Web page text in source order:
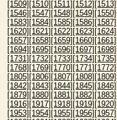
[1509] [1510] [1511] [1512] [1513]
[1546] [1547] [1548] [1549] [1550]
[1583] [1584] [1585] [1586] [1587]
[1620] [1621] [1622] [1623] [1624]
[1657] [1658] [1659] [1660] [1661]
[1694] [1695] [1696] [1697] [1698]
[1731] [1732] [1733] [1734] [1735]
[1768] [1769] [1770] [1771] [1772]
[1805] [1806] [1807] [1808] [1809]
[1842] [1843] [1844] [1845] [1846]
[1879] [1880] [1881] [1882] [1883]
[1916] [1917] [1918] [1919] [1920]
[1953] [1954] [1955] [1956] [1957]